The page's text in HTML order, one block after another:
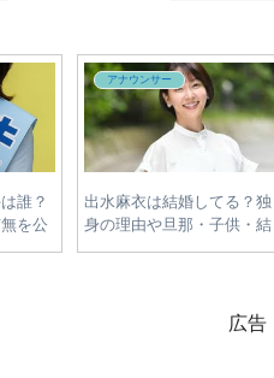
立は
関係
影響
アナウンサー
日テレ安村直樹アナが医学
部進学！大学はどこ？進学
理由・経歴・父への憧れを
広告